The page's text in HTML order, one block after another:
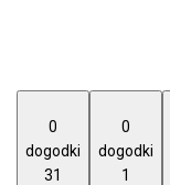
0
dogodki
31
0
dogodki
1